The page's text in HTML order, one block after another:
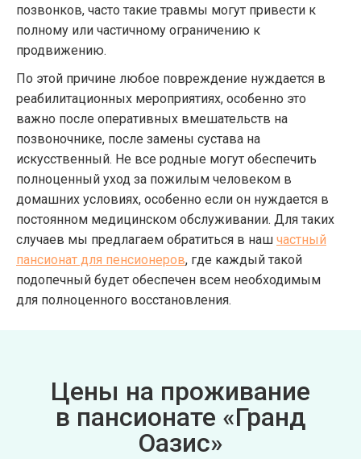
позвонков, часто такие травмы могут привести к
полному или частичному ограничению к
продвижению.
По этой причине любое повреждение нуждается в
реабилитационных мероприятиях, особенно это
важно после оперативных вмешательств на
позвоночнике, после замены сустава на
искусственный. Не все родные могут обеспечить
полноценный уход за пожилым человеком в
домашних условиях, особенно если он нуждается в
постоянном медицинском обслуживании. Для таких
случаев мы предлагаем обратиться в наш частный
пансионат для пенсионеров, где каждый такой
подопечный будет обеспечен всем необходимым
для полноценного восстановления.
Цены на проживание
в пансионате «Гранд
Оазис»